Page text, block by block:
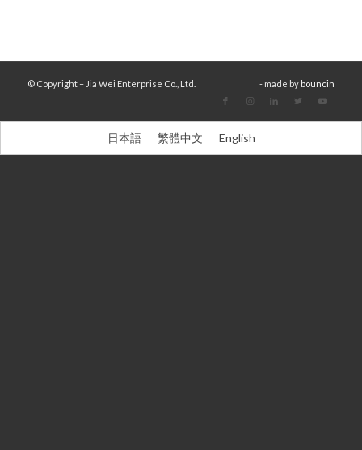
© Copyright – Jia Wei Enterprise Co., Ltd. - made by bouncin
日本語 繁體中文 English